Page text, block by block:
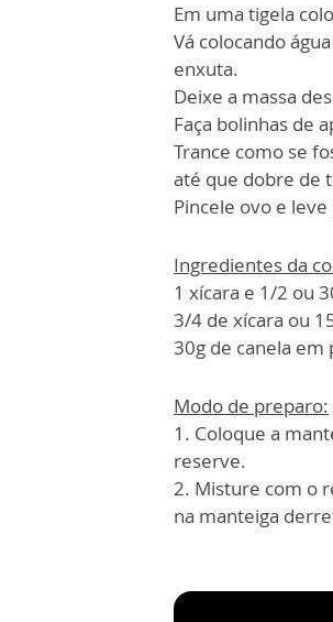
Em uma tigela
Vá colocando
enxuta.
Deixe a massa
Faça bolinhas de
Trance como se
até que dobre de
Pincele ovo e
Ingredientes da
1 xícara e 1/2 ou
3/4 de xícara ou
30g de canela em
Modo de preparo:
1. Coloque a
reserve.
2. Misture com o
na manteiga